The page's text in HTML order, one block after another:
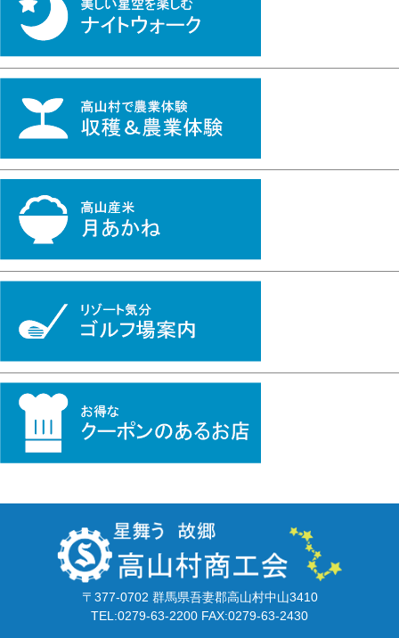
〒377-0702 群馬県吾妻郡高山村中山3410
TEL:0279-63-2200 FAX:0279-63-2430